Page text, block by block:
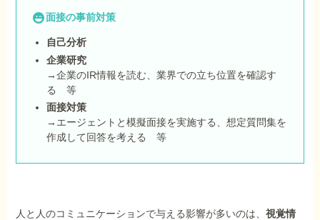
面接の事前対策
自己分析
企業研究
→企業のIR情報を読む、業界での立ち位置を確認す
る 等
面接対策
→エージェントと模擬面接を実施する、想定質問集を
作成して回答を考える 等
人と人のコミュニケーションで与える影響が多いのは、視覚情